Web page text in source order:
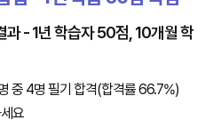
과 - 1년 학습자 50점, 10개월 학
중 4명 필기 합격(합격률 66.7%)
요